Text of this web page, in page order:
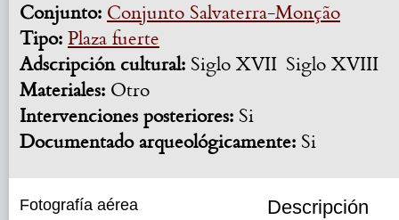
Conjunto: Conjunto Salvaterra-Monção
Tipo: Plaza fuerte
Adscripción cultural: Siglo XVII Siglo XVIII
Materiales: Otro
Intervenciones posteriores: Si
Documentado arqueológicamente: Si
Fotografía aérea Descripción